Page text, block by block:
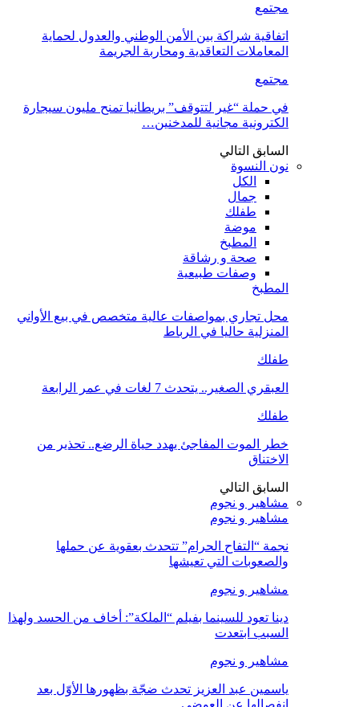
مجتمع
اتفاقية شراكة بين الأمن الوطني والعدول لحماية
المعاملات التعاقدية ومحاربة الجريمة
مجتمع
في حملة “غير لتتوقف” بريطانيا تمنح مليون سيجارة
الكترونية مجانية للمدخنين…
السابق التالي
نون النسوة
الكل
جمال
طفلك
موضة
المطبخ
صحة و رشاقة
وصفات طبيعية
المطبخ
محل تجاري بمواصفات عالية متخصص في بيع الأواني
المنزلية حاليا في الرباط
طفلك
العبقري الصغير.. يتحدث 7 لغات في عمر الرابعة
طفلك
خطر الموت المفاجئ يهدد حياة الرضع.. تحذير من
الاختناق
السابق التالي
مشاهير و نجوم
مشاهير و نجوم
نجمة “التفاح الحرام” تتحدث بعقوية عن حملها
والصعوبات التي تعيشها
مشاهير و نجوم
دينا تعود للسينما بفيلم “الملكة”: أخاف من الحسد ولهذا
السبب ابتعدت
مشاهير و نجوم
ياسمين عبد العزيز تحدث ضجّة بظهورها الأوّل بعد
انفصالها عن العوضي